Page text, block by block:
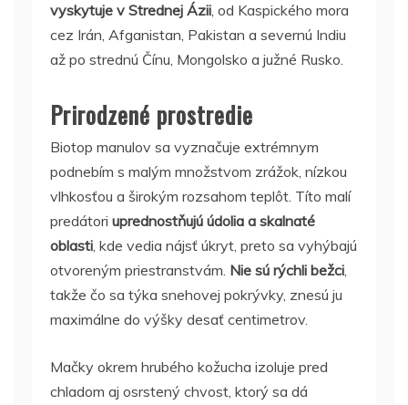
vyskytuje v Strednej Ázii, od Kaspického mora
cez Irán, Afganistan, Pakistan a severnú Indiu
až po strednú Čínu, Mongolsko a južné Rusko.
Prirodzené prostredie
Biotop manulov sa vyznačuje extrémnym
podnebím s malým množstvom zrážok, nízkou
vlhkosťou a širokým rozsahom teplôt. Títo malí
predátori uprednostňujú údolia a skalnaté
oblasti, kde vedia nájsť úkryt, preto sa vyhýbajú
otvoreným priestranstvám. Nie sú rýchli bežci,
takže čo sa týka snehovej pokrývky, znesú ju
maximálne do výšky desať centimetrov.
Mačky okrem hrubého kožucha izoluje pred
chladom aj osrstený chvost, ktorý sa dá